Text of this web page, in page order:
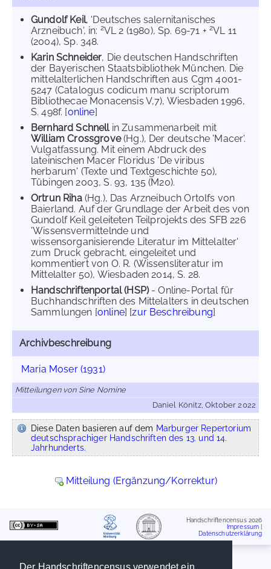
Gundolf Keil, 'Deutsches salernitanisches
Arzneibuch', in: 2VL 2 (1980), Sp. 69-71 + 2VL 11
(2004), Sp. 348.
Karin Schneider, Die deutschen Handschriften
der Bayerischen Staatsbibliothek München. Die
mittelalterlichen Handschriften aus Cgm 4001-
5247 (Catalogus codicum manu scriptorum
Bibliothecae Monacensis V,7), Wiesbaden 1996,
S. 498f. [online]
Bernhard Schnellin Zusammenarbeit mit
William Crossgrove(Hg.), Der deutsche 'Macer'.
Vulgatfassung. Mit einem Abdruck des
lateinischen Macer Floridus 'De viribus
herbarum' (Texte und Textgeschichte 50),
Tübingen 2003, S. 93, 135 (M20).
Ortrun Riha (Hg.), Das Arzneibuch Ortolfs von
Baierland. Auf der Grundlage der Arbeit des von
Gundolf Keil geleiteten Teilprojekts des SFB 226
'Wissensvermittelnde und
wissensorganisierende Literatur im Mittelalter'
zum Druck gebracht, eingeleitet und
kommentiert von O. R. (Wissensliteratur im
Mittelalter 50), Wiesbaden 2014, S. 28.
Handschriftenportal (HSP)- Online-Portal für
Buchhandschriften des Mittelalters in deutschen
Sammlungen [online] [zur Beschreibung]
Archivbeschreibung
Maria Moser (1931)
Mitteilungen von Sine Nomine
Daniel Könitz, Oktober 2022
Diese Daten basieren auf dem Marburger Repertorium
deutschsprachiger Handschriften des 13. und 14.
Jahrhunderts.
Mitteilung (Ergänzung/Korrektur)
Handschriftencensus 2026
Impressum
Datenschutzerklärung